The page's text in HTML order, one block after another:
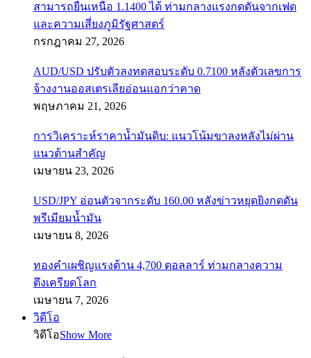
สามารถยืนเหนือ 1.1400 ได้ ท่ามกลางแรงกดดันจากเฟด
และความเสี่ยงภูมิรัฐศาสตร์
กรกฎาคม 27, 2026
AUD/USD ปรับตัวลงทดสอบระดับ 0.7100 หลังตัวเลขการ
จ้างงานออสเตรเลียอ่อนแอกว่าคาด
พฤษภาคม 21, 2026
การวิเคราะห์ราคาน้ำมันดิบ: แนวโน้มขาลงหลังไม่ผ่าน
แนวต้านสำคัญ
เมษายน 23, 2026
USD/JPY อ่อนตัวจากระดับ 160.00 หลังข่าวหยุดยิงกดดัน
พรีเมียมน้ำมัน
เมษายน 8, 2026
ทองคำเผชิญแรงต้าน 4,700 ดอลลาร์ ท่ามกลางความ
ตึงเครียดโลก
เมษายน 7, 2026
วิดีโอ
วิดีโอShow More